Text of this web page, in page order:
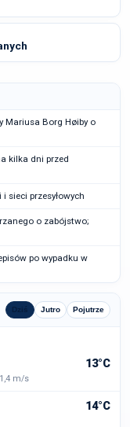
Mariusa Borg Høiby o
kilka dni przed
sieci przesyłowych
o zabójstwo;
po wypadku w
Dziś Jutro Pojutrze
13°C
m/s
14°C